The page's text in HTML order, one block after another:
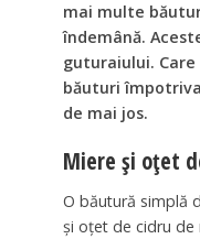
mai multe
îndemână.
guturaiului.
băuturi
de mai jos.
Miere şi oţet
O băutură simplă
şi oţet de cidru de